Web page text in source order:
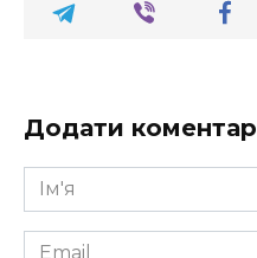
Додати коментар
Ім'я
*
Email